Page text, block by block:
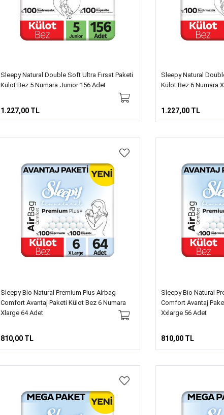
Sleepy Natural Double Soft Ultra Fırsat Paketi
Külot Bez 5 Numara Junior 156 Adet
1.227,00 TL
Sleepy Natural
Külot Bez 6 Numara
1.227,00 TL
Sleepy Bio Natural Premium Plus Airbag
Comfort Avantaj Paketi Külot Bez 6 Numara
Xlarge 64 Adet
810,00 TL
Sleepy Bio Natural
Comfort Avantaj
Xxlarge 56 Adet
810,00 TL